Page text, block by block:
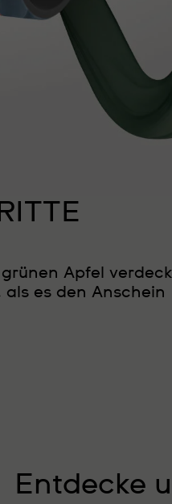
Apfel
es den Anschein
Entdecke